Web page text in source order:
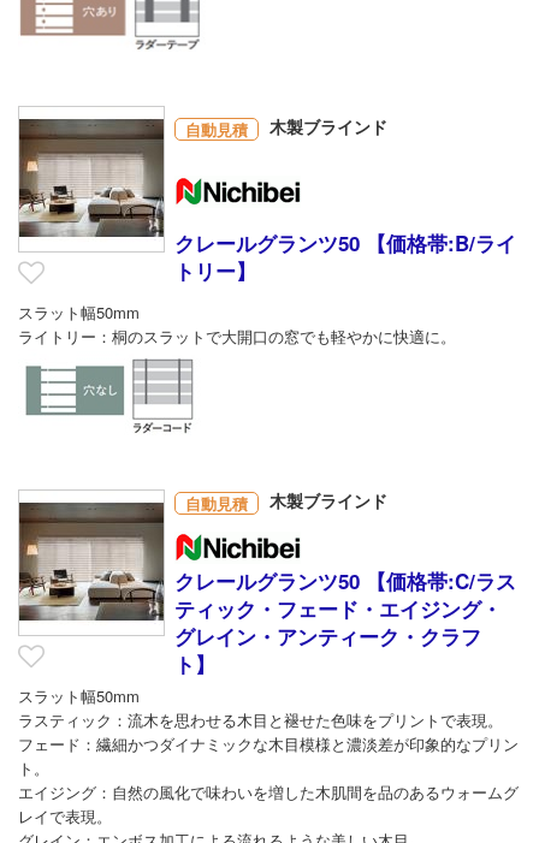
自動見積 木製ブラインド
クレールグランツ50 【価格帯:B/ライ
トリー】
スラット幅50mm
ライトリー：桐のスラットで大開口の窓でも軽やかに快適に。
自動見積 木製ブラインド
クレールグランツ50 【価格帯:C/ラス
ティック・フェード・エイジング・
グレイン・アンティーク・クラフ
ト】
スラット幅50mm
ラスティック：流木を思わせる木目と褪せた色味をプリントで表現。
フェード：繊細かつダイナミックな木目模様と濃淡差が印象的なプリン
ト。
エイジング：自然の風化で味わいを増した木肌間を品のあるウォームグ
レイで表現。